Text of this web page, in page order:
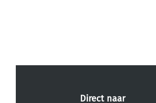
Direct naar